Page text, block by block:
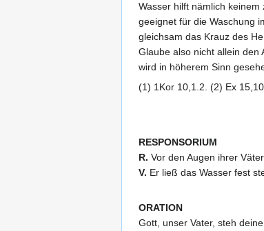
Wasser hilft nämlich
geeignet für die Waschung
gleichsam das Krauz des
Glaube also nicht allein den
wird in höherem Sinn
(1) 1Kor 10,1.2. (2) Ex
RESPONSORIUM
R. Vor den Augen ihrer
V. Er ließ das Wasser fest
ORATION
Gott, unser Vater, steh